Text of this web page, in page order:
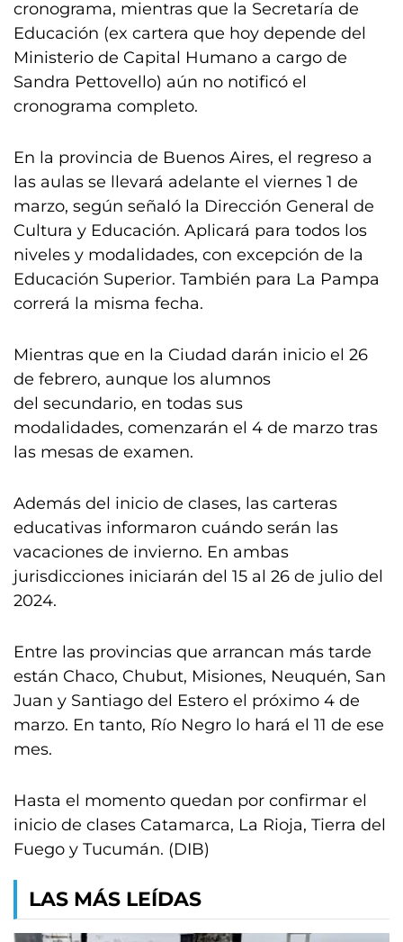
cronograma, mientras que la Secretaría de
Educación (ex cartera que hoy depende del
Ministerio de Capital Humano a cargo de
Sandra Pettovello) aún no notificó el
cronograma completo.
En la provincia de Buenos Aires, el regreso a
las aulas se llevará adelante el viernes 1 de
marzo, según señaló la Dirección General de
Cultura y Educación. Aplicará para todos los
niveles y modalidades, con excepción de la
Educación Superior. También para La Pampa
correrá la misma fecha.
Mientras que en la Ciudad darán inicio el 26
de febrero, aunque los alumnos
del secundario, en todas sus
modalidades, comenzarán el 4 de marzo tras
las mesas de examen.
Además del inicio de clases, las carteras
educativas informaron cuándo serán las
vacaciones de invierno. En ambas
jurisdicciones iniciarán del 15 al 26 de julio del
2024.
Entre las provincias que arrancan más tarde
están Chaco, Chubut, Misiones, Neuquén, San
Juan y Santiago del Estero el próximo 4 de
marzo. En tanto, Río Negro lo hará el 11 de ese
mes.
Hasta el momento quedan por confirmar el
inicio de clases Catamarca, La Rioja, Tierra del
Fuego y Tucumán. (DIB)
LAS MÁS LEÍDAS